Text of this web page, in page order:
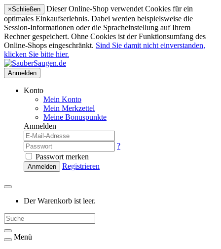
×Schließen
Dieser Online-Shop verwendet Cookies für ein
optimales Einkaufserlebnis. Dabei werden beispielsweise die
Session-Informationen oder die Spracheinstellung auf Ihrem
Rechner gespeichert. Ohne Cookies ist der Funktionsumfang des
Online-Shops eingeschränkt. Sind Sie damit nicht einverstanden,
klicken Sie bitte hier.
Anmelden
Konto
Mein Konto
Mein Merkzettel
Meine Bonuspunkte
Anmelden
?
Passwort merken
Anmelden Registrieren
Der Warenkorb ist leer.
Menü